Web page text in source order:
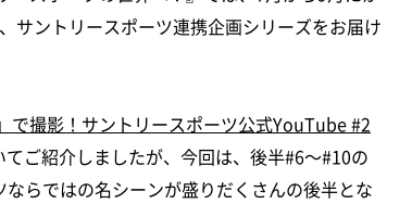
サントリースポーツ連携企画シリーズをお届け
で撮影！サントリースポーツ公式YouTube #2
ご紹介しましたが、今回は、後半#6～#10の
らではの名シーンが盛りだくさんの後半とな